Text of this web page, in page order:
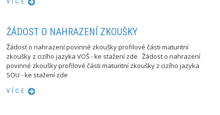
ŽÁDOST O NAHRAZENÍ ZKOUŠKY
Žádost o nahrazení povinné zkoušky profilové části maturitní
zkoušky z cizího jazyka VOŠ - ke stažení zde Žádost o nahrazení
povinné zkoušky profilové části maturitní zkoušky z cizího jazyka
SOU - ke stažení zde
VÍCE